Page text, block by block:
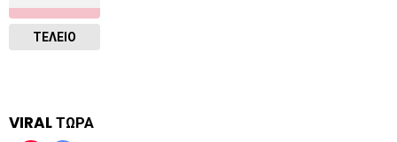
ΤΕΛΕΙΟ
VIRAL ΤΩΡΑ